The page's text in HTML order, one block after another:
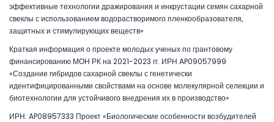
эффективные технологии дражирования и инкрустации семян сахарной
свеклы с использованием водорастворимого пленкообразователя,
защитных и стимулирующих веществ»
Краткая информация о проекте молодых ученых по грантовому
финансированию МОН РК на 2021-2023 гг. ИРН AP09057999
«Создание гибридов сахарной свеклы с генетически
идентифицированными свойствами на основе молекулярной селекции и
биотехнологии для устойчивого внедрения их в производство»
ИРН: AP08957333 Проект «Биологические особенности возбудителей